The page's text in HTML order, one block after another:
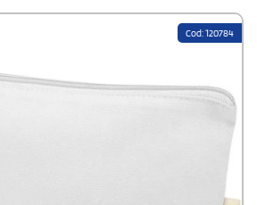
Cod: 120784